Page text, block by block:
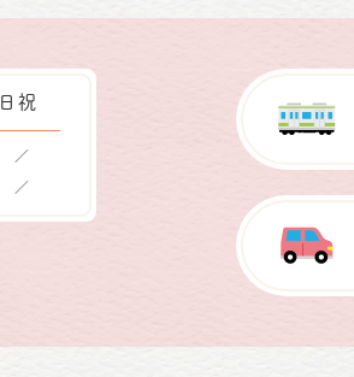
日祝
／
／